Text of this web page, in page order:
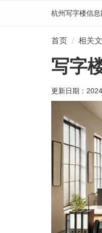
杭州写字楼信息
首页 相关
写字
更新日期：